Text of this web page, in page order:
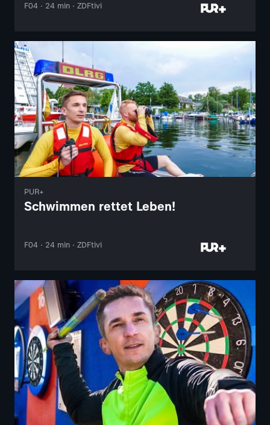
F04 · 24 min · ZDFtivi
PUR+
Schwimmen rettet Leben!
F04 · 24 min · ZDFtivi